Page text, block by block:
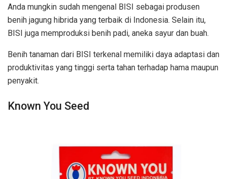
Anda mungkin sudah mengenal BISI sebagai produsen
benih jagung hibrida yang terbaik di Indonesia. Selain itu,
BISI juga memproduksi benih padi, aneka sayur dan buah.
Benih tanaman dari BISI terkenal memiliki daya adaptasi dan
produktivitas yang tinggi serta tahan terhadap hama maupun
penyakit.
Known You Seed